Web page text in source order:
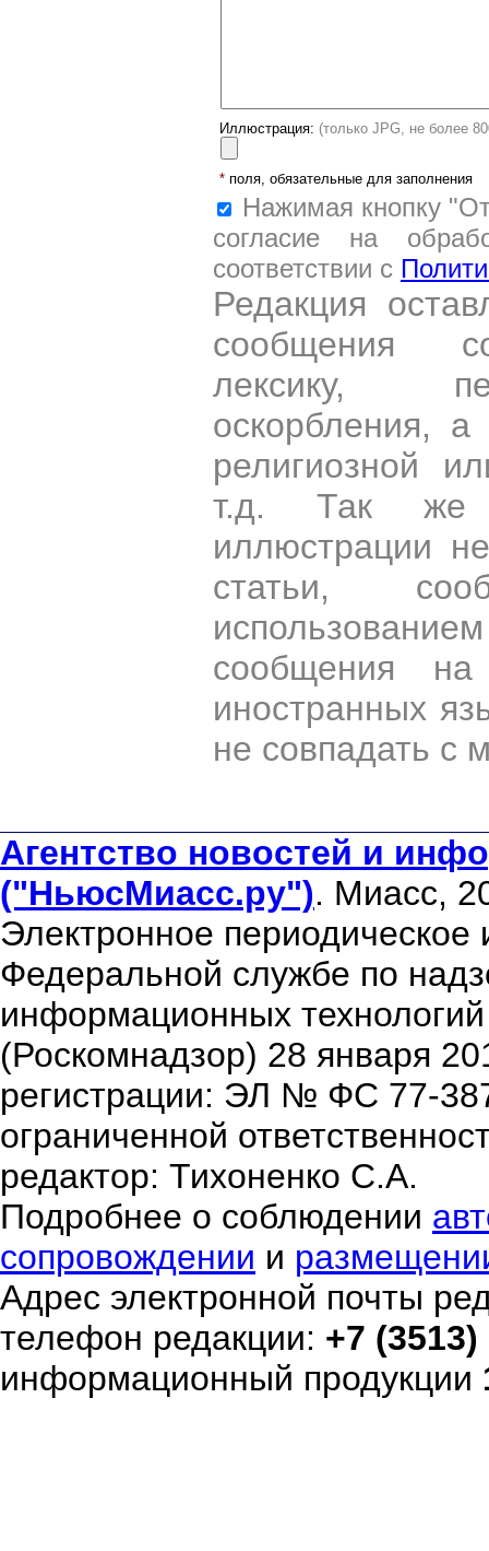
Иллюстрация: (только JPG, не более
* поля, обязательные для заполнения
Нажимая кнопку
согласие на
соответствии с
Редакция
сообщения
лексику,
оскорбления,
религиозной
т.д. Так же
иллюстрации
статьи,
сообщения
иностранных
не совпадать с
Агентство новостей и
("НьюсМиасс.ру"). Миасс,
Электронное периодическое
Федеральной службе по
информационных
(Роскомнадзор) 28 января
регистрации: ЭЛ № ФС 77-
ограниченной
редактор: Тихоненко С.А.
Подробнее о соблюдении
сопровождении и
Адрес электронной почты
телефон редакции: +7
информационный продукции